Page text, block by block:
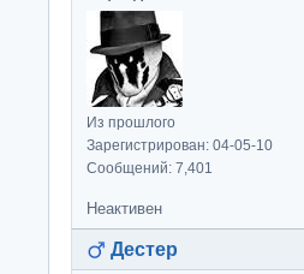
Из прошлого
Зарегистрирован: 04-05-10
Сообщений: 7,401
Неактивен
Дестер